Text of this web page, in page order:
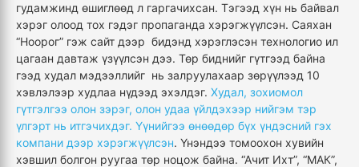
гудамжинд өшиглөөд л гаргачихсан. Тэгээд хүн нь байвал
хэрэг олоод тох гэдэг пропаганда хэрэгжүүлсэн. Саяхан
“Ноорог” гэж сайт дээр бидэнд хэрэглэсэн технологио ил
цагаан давтаж үзүүлсэн дээ. Төр биднийг гүтгээд байна
гээд худал мэдээллийг нь залруулахаар зөрүүлээд 10
хэвлэлээр худлаа нүдээд эхэлдэг. Худал, зохиомол
гүтгэлгээ олон зэрэг, олон удаа үйлдэхээр нийгэм тэр
үлгэрт нь итгэчихдэг. Үүнийгээ өнөөдөр бүх үндэсний гэх
компани дээр хэрэгжүүлсэн. Үнэндээ томоохон хувийн
хэвшил болгон руугаа төр ноцож байна. “Ачит Ихт”, “МАК”,